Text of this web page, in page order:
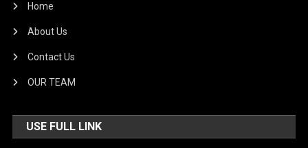
Home
About Us
Contact Us
OUR TEAM
USE FULL LINK